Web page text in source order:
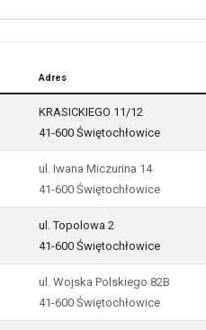
Adres
KRASICKIEGO 11/12
41-600 Świętochłowice
ul. Iwana Miczurina 14
41-600 Świętochłowice
ul. Topolowa 2
41-600 Świętochłowice
ul. Wojska Polskiego 82B
41-600 Świętochłowice